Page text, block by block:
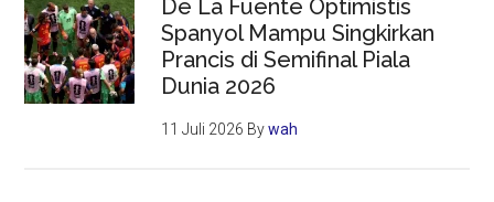
De La Fuente Optimistis
Spanyol Mampu Singkirkan
Prancis di Semifinal Piala
Dunia 2026
11 Juli 2026 Bywah